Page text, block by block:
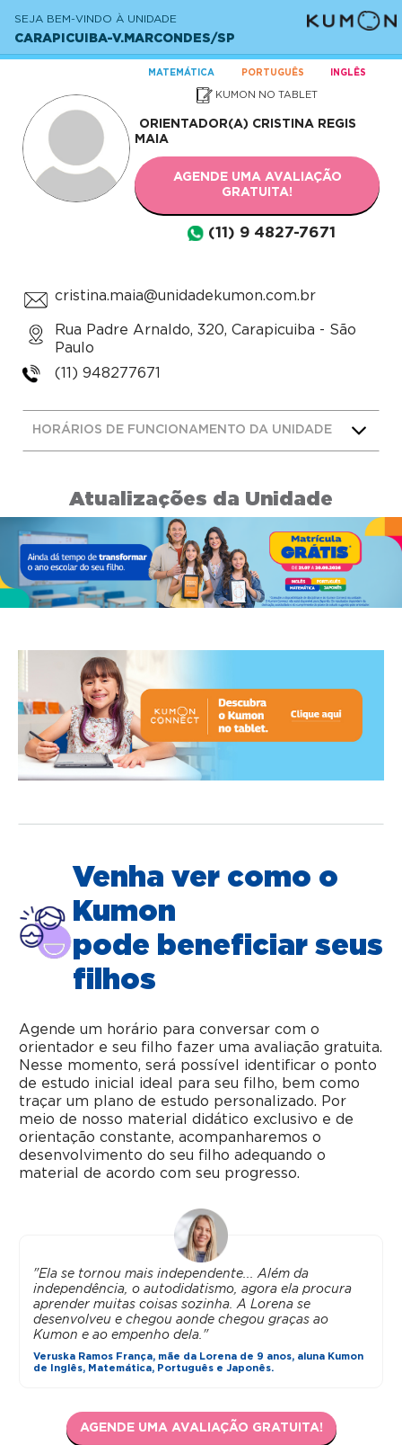
SEJA BEM-VINDO À UNIDADE
CARAPICUIBA-V.MARCONDES/SP
MATEMÁTICA PORTUGUÊS INGLÊS
KUMON NO TABLET
ORIENTADOR(A) CRISTINA REGIS
MAIA
AGENDE UMA AVALIAÇÃO
GRATUITA!
(11) 9 4827-7671
cristina.maia@unidadekumon.com.br
Rua Padre Arnaldo, 320, Carapicuiba - São
Paulo
(11) 948277671
HORÁRIOS DE FUNCIONAMENTO DA UNIDADE
Atualizações da Unidade
Venha ver como o
Kumon
pode beneficiar seus
filhos
Agende um horário para conversar com o
orientador e seu filho fazer uma avaliação gratuita.
Nesse momento, será possível identificar o ponto
de estudo inicial ideal para seu filho, bem como
traçar um plano de estudo personalizado. Por
meio de nosso material didático exclusivo e de
orientação constante, acompanharemos o
desenvolvimento do seu filho adequando o
material de acordo com seu progresso.
"Ela se tornou mais independente... Além da
independência, o autodidatismo, agora ela procura
aprender muitas coisas sozinha. A Lorena se
desenvolveu e chegou aonde chegou graças ao
Kumon e ao empenho dela."
Veruska Ramos França, mãe da Lorena de 9 anos, aluna Kumon
de Inglês, Matemática, Português e Japonês.
AGENDE UMA AVALIAÇÃO GRATUITA!